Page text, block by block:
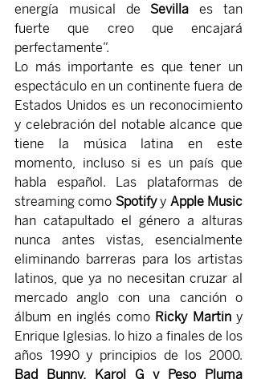
energía musical de Sevilla es tan
fuerte que creo que encajará
perfectamente”.
Lo más importante es que tener un
espectáculo en un continente fuera de
Estados Unidos es un reconocimiento
y celebración del notable alcance que
tiene la música latina en este
momento, incluso si es un país que
habla español. Las plataformas de
streaming como Spotify y Apple Music
han catapultado el género a alturas
nunca antes vistas, esencialmente
eliminando barreras para los artistas
latinos, que ya no necesitan cruzar al
mercado anglo con una canción o
álbum en inglés como Ricky Martin y
Enrique Iglesias. lo hizo a finales de los